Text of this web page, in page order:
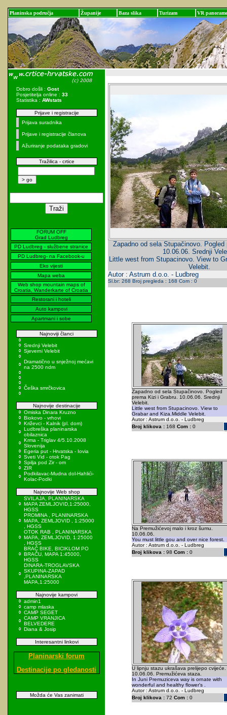
Planinska područja Županije Baza slika Turizam VR panorame
Dobro došli : Gost
Posjetitelja online : 33
Statistika : AWstats
Prijave i registracije
Prijava suradnika
Prijave i registracije članova
Ažuriranje podataka gradovi
Tražilica - crtice
FORUM OFF
Grad Ludbreg
PD Ludbreg - službene stranice
PD Ludbreg- na Facebook-u
Eko vijesti
Mapa weba
Web shop mountain maps of
Croatia, Wanderkarte of Croatia
Restorani i hoteli
Auto kampovi
Apartmani i sobe
Najnoviji članci
Srednji Velebit
Sjeverni Velebit
Dramatično u snježnoj mećavi
na 2500 ndm
Češka smrčkovica
Najnovije destinacije
Omiska Dinara Kruzno
Biokovo - vrhovi
Križevci - Kalnik (pl. dom)
Ludbreška planinarska
obilaznica
Krma - Triglav 4/5.10.2008
Slovenija
Egeria put - Hrvatska - Iovia
Sveti Vid - otok Pag
Spilja pod Zir - om
ZIR
Podkilavac-Mudna dol-Hahlići-
Kolac-Podki
Najnovije Web shop
SVILAJA, PLANINARSKA
MAPA ZEMLJOVID,1:25000,
HGSS
PROMINA , PLANINARSKA
MAPA, ZEMLJOVID , 1:25000
, HGSS
OTOK RAB , PLANINARSKA
MAPA, ZEMLJOVID, 1:25000
, HGSS
BRAČ BIKE, BICIKLOM PO
BRAČU, MAPA 1:45000,
HGSS
DINARA-TROGLAVSKA
SKUPINA-ZAPAD
,PLANINARSKA
MAPA,1:25000
Najnovije kampovi
admin1
camp mlaska
CAMP SEGET
CAMP VRANJICA
BELVEDERE
Diana & Josip
Interesantni linkovi
Planinarski forum
Destinacije po gledanosti
Možda će Vas zanimati
Zapadno od sela Stupačinovo.
10.06.06. Srednji
Little west from Stupacinovo. View to
Velebit.
Autor : Astrum d.o.o. - Ludbreg
Sl.br: 268 Broj pregleda : 168 Com : 0
Zapadno od sela Stupačinovo. Pogled
prema Kizi i Grabru. 10.06.06. Srednji
Velebit.
Little west from Stupacinovo. View to
Grabar and Kiza.Middle Velebit.
Autor : Astrum d.o.o. - Ludbreg
Broj klikova :168 Com :0
Na Premužićevoj malo i kroz šumu.
10.06.06.
You must little gou and over nice forest.
Autor : Astrum d.o.o. - Ludbreg
Broj klikova :98 Com :0
U lipnju stazu ukrašava prelijepo cvijeće.
10.06.06. Premužićeva staza.
In Juni Premuziceva way is ornate with
wonderful and healthy flower's .
Autor : Astrum d.o.o. - Ludbreg
Broj klikova :72 Com :0